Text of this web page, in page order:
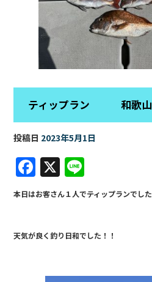
ティップラン
投稿日 2023年5月1日
F
a
c
e
b
X
n
e
本日はお客さん１人でティップランでした
天気が良く釣り日和でした！！